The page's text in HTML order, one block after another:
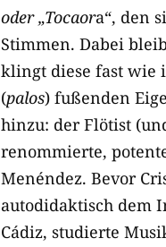
oder „Tocaora“, den
Stimmen. Dabei
klingt diese fast wie
(palos) fußenden
hinzu: der Flötist
renommierte,
Menéndez. Bevor
autodidaktisch dem
Cádiz, studierte